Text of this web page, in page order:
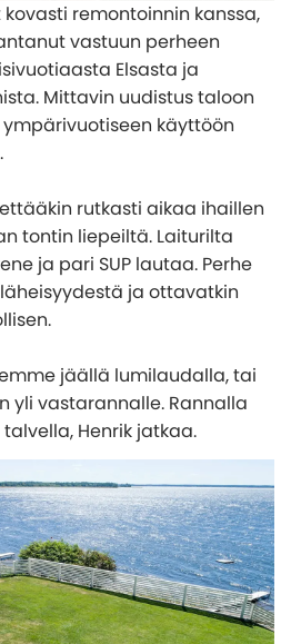
remontoinnin kanssa,
vastuun perheen
Elsasta ja
Mittavin uudistus taloon
käyttöön
rutkasti aikaa ihaillen
tontin liepeiltä. Laiturilta
ja pari SUP lautaa. Perhe
ja ottavatkin
jäällä lumilaudalla, tai
yli vastarannalle. Rannalla
Henrik jatkaa.